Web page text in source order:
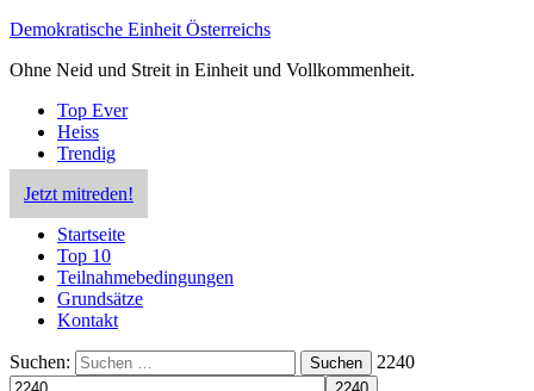
Demokratische Einheit Österreichs
Ohne Neid und Streit in Einheit und Vollkommenheit.
Top Ever
Heiss
Trendig
Jetzt mitreden!
Startseite
Top 10
Teilnahmebedingungen
Grundsätze
Kontakt
Suchen: Suchen 2240